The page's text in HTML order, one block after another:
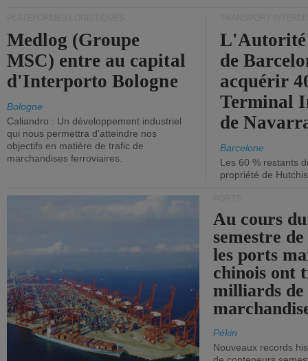
Medlog (Groupe
MSC) entre au capital
d'Interporto Bologne
Bologne
Caliandro : Un développement industriel
qui nous permettra d'atteindre nos
objectifs en matière de trafic de
marchandises ferroviaires.
de
acquérir
Terminal
de
Barcelone
Les 60 % restants
propriété de
Au cours
semestre
les ports
chinois ont
milliards de
Pékin
Nouveaux records